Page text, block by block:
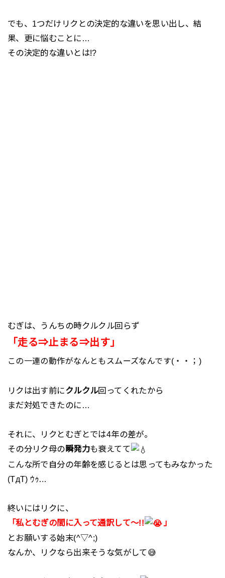
でも、1つだけリクとの決定的な違いを思い出し、結
果、更に悩むことに…
その決定的な違いとは!?
むぎは、うんちの時クルクル回らず
「走る⇒止まる⇒出す」
この一連の動作がなんともスムーズなんです(・・；)
リクは出す前にクルクル回ってくれたから
まだ対処できたのに…
それに、リクとむぎとでは4年の差が。
その分リク母の 瞬発力も衰えてて
こんな所で自分の年齢を感じるとは思ってもみなかった
(TдT) ｳｩ…
終いにはリクに、
「私とむぎの間に入って通訳して～!!
」
とお願いする始末(^▽^;)
なんか、リクなら出来そうな気がして😅